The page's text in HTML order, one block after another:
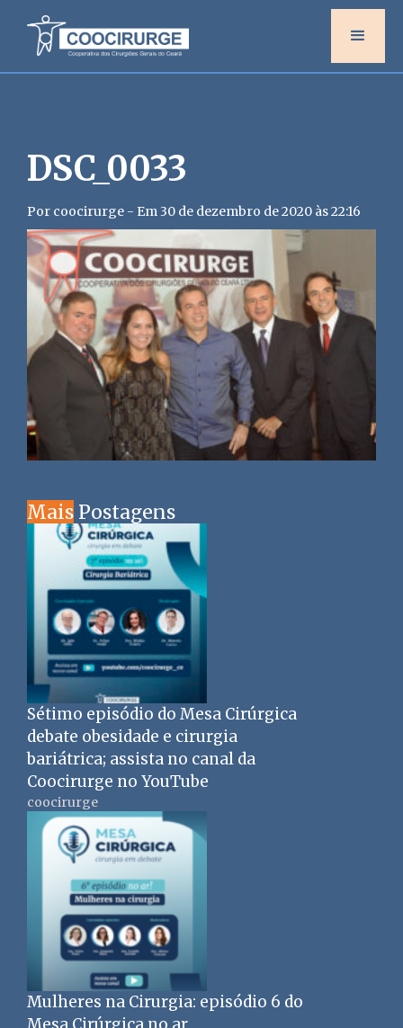
DSC_0033
Por coocirurge - Em 30 de dezembro de 2020 às 22:16
Mais Postagens
Sétimo episódio do Mesa Cirúrgica
debate obesidade e cirurgia
bariátrica; assista no canal da
Coocirurge no YouTube
coocirurge
Mulheres na Cirurgia: episódio 6 do